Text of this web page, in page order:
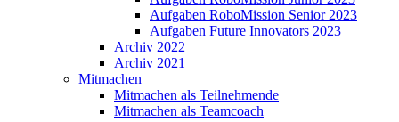
Aufgaben RoboMission Senior 2023
Aufgaben Future Innovators 2023
Archiv 2022
Archiv 2021
Mitmachen
Mitmachen als Teilnehmende
Mitmachen als Teamcoach